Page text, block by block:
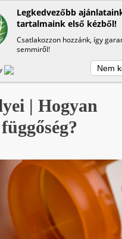
| Hogyan
Legkedvezőbb
tartalmaink első kézből!
Csatlakozzon hozzánk, így
semmiről!
Nem